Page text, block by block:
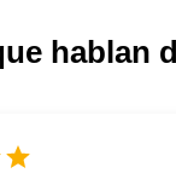
hablan